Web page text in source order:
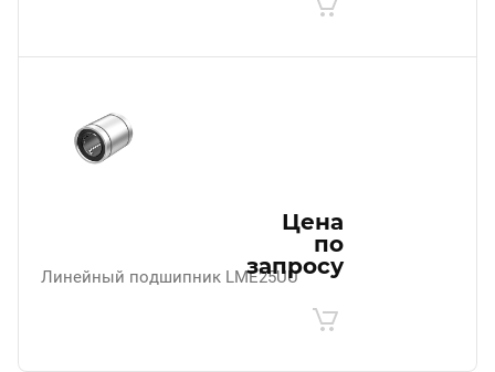
Линейный подшипник LME25UU
Цена
по
запросу